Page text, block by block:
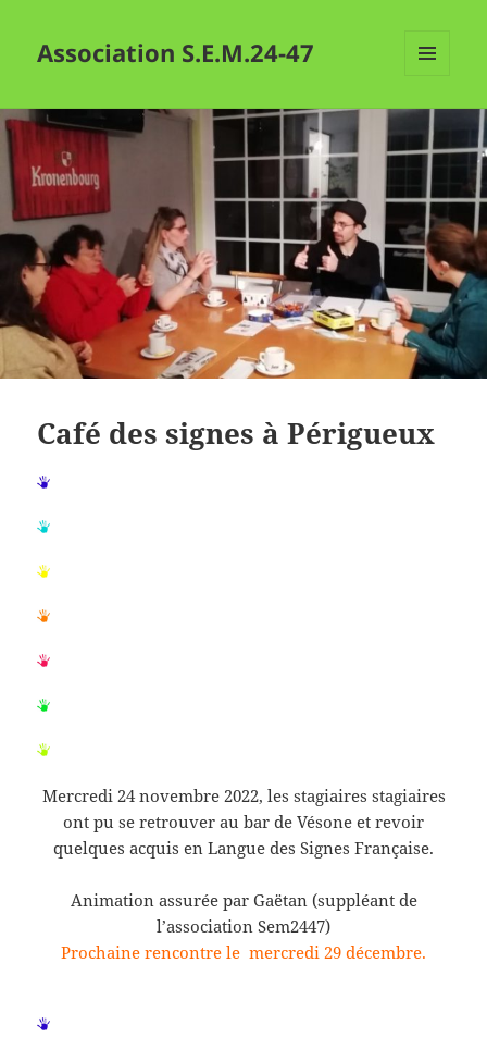
Association S.E.M.24-47
WIDGETS
Café des signes à Périgueux
Mercredi 24 novembre 2022, les stagiaires stagiaires
ont pu se retrouver au bar de Vésone et revoir
quelques acquis en Langue des Signes Française.
Animation assurée par Gaëtan (suppléant de
l’association Sem2447)
Prochaine rencontre le mercredi 29 décembre.